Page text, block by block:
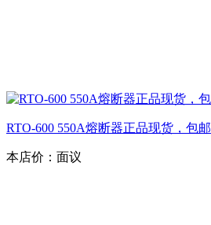
RTO-600 550A熔断器正品现货，包邮
本店价： 面议